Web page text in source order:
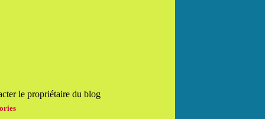
le propriétaire du blog